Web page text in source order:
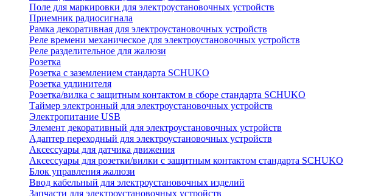
Поле для маркировки для электроустановочных устройств
Приемник радиосигнала
Рамка декоративная для электроустановочных устройств
Реле времени механическое для электроустановочных устройств
Реле разделительное для жалюзи
Розетка
Розетка с заземлением стандарта SCHUKO
Розетка удлинителя
Розетка/вилка с защитным контактом в сборе стандарта SCHUKO
Таймер электронный для электроустановочных устройств
Электропитание USB
Элемент декоративный для электроустановочных устройств
Адаптер переходный для электроустановочных устройств
Аксессуары для датчика движения
Аксессуары для розетки/вилки с защитным контактом стандарта SCHUKO
Блок управления жалюзи
Ввод кабельный для электроустановочных изделий
Запчасти для электроустановочных устройств